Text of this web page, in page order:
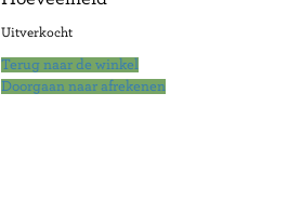
Uitverkocht
Terug naar de winkel
Doorgaan naar afrekenen